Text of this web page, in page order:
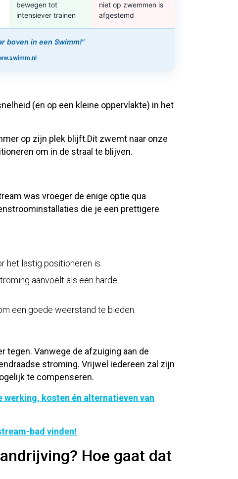
bewegen tot
intensiever trainen
niet op zwemmen is
afgestemd
boven in een Swimm!"
(en op een kleine oppervlakte) in het
op zijn plek blijft.Dit zwemt naar onze
om in de straal te blijven.
was vroeger de enige optie qua
die je een prettigere
het lastig positioneren is.
aanvoelt als een harde
een goede weerstand te bieden.
Vanwege de afzuiging aan de
stroming. Vrijwel iedereen zal zijn
te compenseren.
werking, kosten én alternatieven van
bad vinden!
Hoe gaat dat